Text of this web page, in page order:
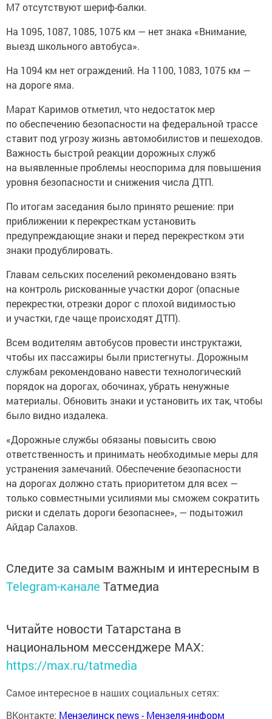
М7 отсутствуют шериф-балки.
На 1095, 1087, 1085, 1075 км — нет знака «Внимание,
выезд школьного автобуса».
На 1094 км нет ограждений. На 1100, 1083, 1075 км —
на дороге яма.
Марат Каримов отметил, что недостаток мер
по обеспечению безопасности на федеральной трассе
ставит под угрозу жизнь автомобилистов и пешеходов.
Важность быстрой реакции дорожных служб
на выявленные проблемы неоспорима для повышения
уровня безопасности и снижения числа ДТП.
По итогам заседания было принято решение: при
приближении к перекресткам установить
предупреждающие знаки и перед перекрестком эти
знаки продублировать.
Главам сельских поселений рекомендовано взять
на контроль рискованные участки дорог (опасные
перекрестки, отрезки дорог с плохой видимостью
и участки, где чаще происходят ДТП).
Всем водителям автобусов провести инструктажи,
чтобы их пассажиры были пристегнуты. Дорожным
службам рекомендовано навести технологический
порядок на дорогах, обочинах, убрать ненужные
материалы. Обновить знаки и установить их так, чтобы
было видно издалека.
«Дорожные службы обязаны повысить свою
ответственность и принимать необходимые меры для
устранения замечаний. Обеспечение безопасности
на дорогах должно стать приоритетом для всех —
только совместными усилиями мы сможем сократить
риски и сделать дороги безопаснее», — подытожил
Айдар Салахов.
Следите за самым важным и интересным в
Telegram-канале Татмедиа
Читайте новости Татарстана в
национальном мессенджере MАХ:
https://max.ru/tatmedia
Самое интересное в наших социальных сетях:
ВКонтакте: Мензелинск news - Мензеля-информ